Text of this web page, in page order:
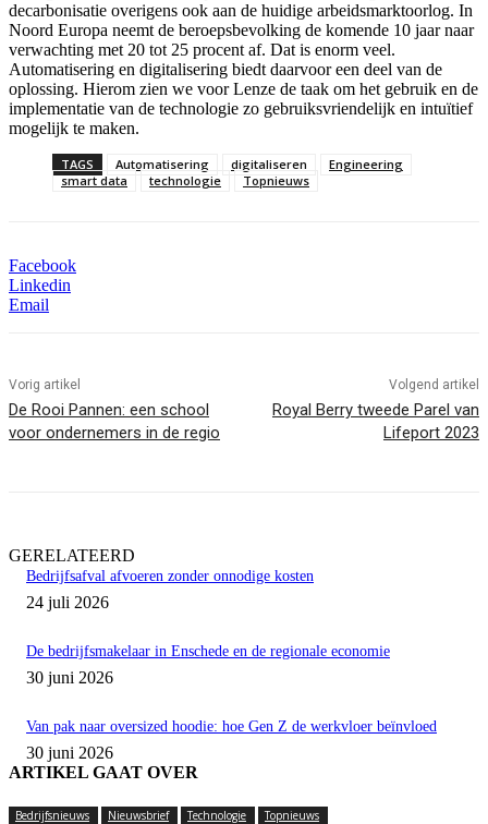
decarbonisatie overigens ook aan de huidige arbeidsmarktoorlog. In
Noord Europa neemt de beroepsbevolking de komende 10 jaar naar
verwachting met 20 tot 25 procent af. Dat is enorm veel.
Automatisering en digitalisering biedt daarvoor een deel van de
oplossing. Hierom zien we voor Lenze de taak om het gebruik en de
implementatie van de technologie zo gebruiksvriendelijk en intuïtief
mogelijk te maken.
TAGS Automatisering digitaliseren
Engineering
smart data
technologie Topnieuws
Facebook
Linkedin
Email
Vorig artikel
De Rooi Pannen: een school
voor ondernemers in de regio
Volgend artikel
Royal Berry tweede Parel van
Lifeport 2023
GERELATEERD
Bedrijfsafval afvoeren zonder onnodige kosten
24 juli 2026
De bedrijfsmakelaar in Enschede en de regionale economie
30 juni 2026
Van pak naar oversized hoodie: hoe Gen Z de werkvloer beïnvloed
30 juni 2026
ARTIKEL GAAT OVER
Bedrijfsnieuws Nieuwsbrief Technologie Topnieuws